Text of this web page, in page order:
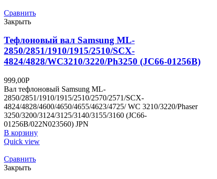
Сравнить
Закрыть
Тефлоновый вал Samsung ML-
2850/2851/1910/1915/2510/SCX-
4824/4828/WC3210/3220/Ph3250 (JC66-01256B)
999,00Р
Вал тефлоновый Samsung ML-
2850/2851/1910/1915/2510/2570/2571/SCX-
4824/4828/4600/4650/4655/4623/4725/ WC 3210/3220/Phaser
3250/3200/3124/3125/3140/3155/3160 (JC66-
01256B/022N023560) JPN
В корзину
Quick view
Сравнить
Закрыть